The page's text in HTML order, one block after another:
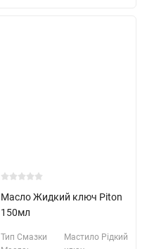
Масло Жидкий ключ Piton
150мл
Тип Смазки
Мастило Рідкий